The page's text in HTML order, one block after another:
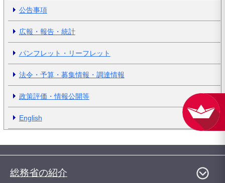
公告事項
広報・報告・統計
パンフレット・リーフレット
法令・予算・募集情報・調達情報
政策評価・情報公開等
English
総務省の紹介